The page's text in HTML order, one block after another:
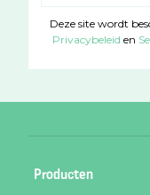
op
onze
Deze site wordt
Privacybeleid en
Producten